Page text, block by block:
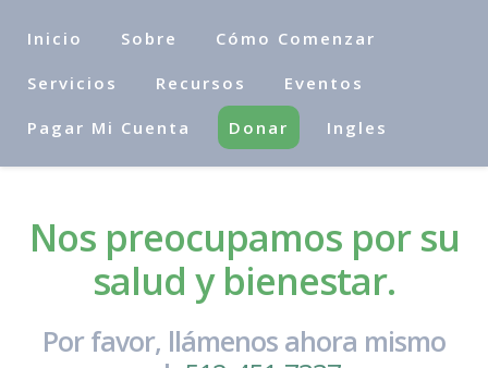
Inicio Sobre Cómo Comenzar
Servicios Recursos Eventos
Pagar Mi Cuenta Donar Ingles
Nos preocupamos por su
salud y bienestar.
Por favor, llámenos ahora mismo